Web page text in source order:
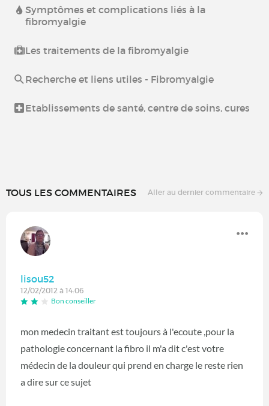
Symptômes et complications liés à la
fibromyalgie
Les traitements de la fibromyalgie
Recherche et liens utiles - Fibromyalgie
Etablissements de santé, centre de soins, cures
TOUS LES COMMENTAIRES Aller au dernier commentaire
lisou52
12/02/2012 à 14:06
Bon conseiller
mon medecin traitant est toujours à l'ecoute ,pour la
pathologie concernant la fibro il m'a dit c'est votre
médecin de la douleur qui prend en charge le reste rien
a dire sur ce sujet